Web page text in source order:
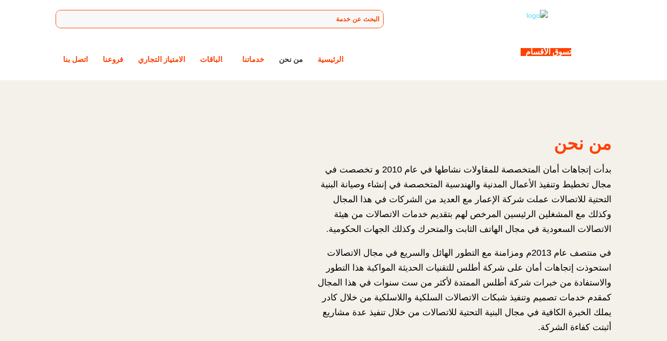
تسوق الأقسام
الرئيسية
من نحن خدماتنا الباقات الامتياز التجاري فروعنا اتصل بنا
من نحن
بدأت إتجاهات أمان المتخصصة للمقاولات نشاطها في عام 2010 و تخصصت في
مجال تخطيط وتنفيذ الأعمال المدنية والهندسية المتخصصة في إنشاء وصيانة البنية
التحتية للاتصالات عملت شركة الإعمار مع العديد من الشركات في هذا المجال
وكذلك مع المشغلين الرئيسين المرخص لهم بتقديم خدمات الاتصالات من هيئة
الاتصالات السعودية في مجال الهاتف الثابت والمتحرك وكذلك الجهات الحكومية.
في منتصف عام 2013م ومزامنة مع التطور الهائل والسريع في مجال الاتصالات
استحوذت إتجاهات أمان على شركة أطلس للتقنيات الحديثة المواكبة هذا التطور
والاستفادة من خبرات شركة أطلس الممتدة لأكثر من ست سنوات في هذا المجال
كمقدم خدمات تصميم وتنفيذ شبكات الاتصالات السلكية واللاسلكية من خلال كادر
يملك الخبرة الكافية في مجال البنية التحتية للاتصالات من خلال تنفيذ عدة مشاريع
أثبتت كفاءة الشركة.